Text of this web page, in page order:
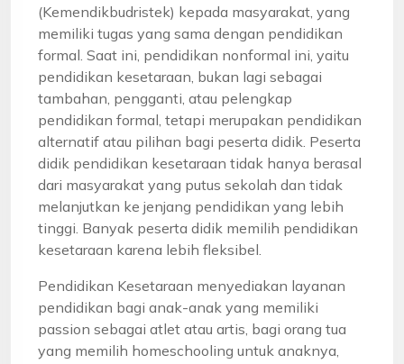
(Kemendikbudristek) kepada masyarakat, yang
memiliki tugas yang sama dengan pendidikan
formal. Saat ini, pendidikan nonformal ini, yaitu
pendidikan kesetaraan, bukan lagi sebagai
tambahan, pengganti, atau pelengkap
pendidikan formal, tetapi merupakan pendidikan
alternatif atau pilihan bagi peserta didik. Peserta
didik pendidikan kesetaraan tidak hanya berasal
dari masyarakat yang putus sekolah dan tidak
melanjutkan ke jenjang pendidikan yang lebih
tinggi. Banyak peserta didik memilih pendidikan
kesetaraan karena lebih fleksibel.
Pendidikan Kesetaraan menyediakan layanan
pendidikan bagi anak-anak yang memiliki
passion sebagai atlet atau artis, bagi orang tua
yang memilih homeschooling untuk anaknya,